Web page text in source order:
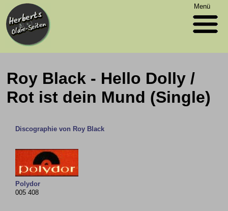
Menü
Roy Black - Hello Dolly /
Rot ist dein Mund (Single)
Discographie von Roy Black
Polydor
005 408